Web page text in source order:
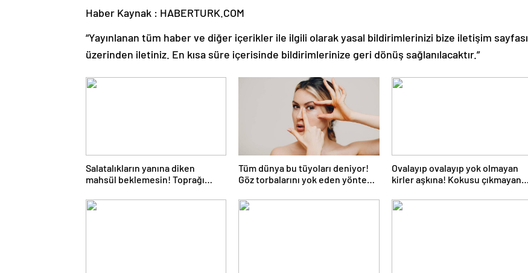
Haber Kaynak : HABERTURK.COM
“Yayınlanan tüm haber ve diğer içerikler ile ilgili olarak yasal bildirimlerinizi bize iletişim sayfası
üzerinden iletiniz. En kısa süre içerisinde bildirimlerinize geri dönüş sağlanılacaktır.”
Salatalıkların yanına diken
mahsül beklemesin! Toprağı
Tüm dünya bu tüyoları deniyor!
Göz torbalarını yok eden yöntem:
Ovalayıp ovalayıp yok olmayan
kirler aşkına! Kokusu çıkmayan